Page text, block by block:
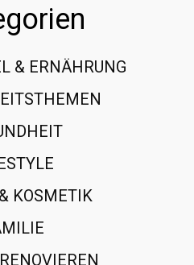
& ERNÄHRUNG
KOSMETIK